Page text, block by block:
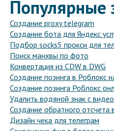
Популярные
Создание proxy telegram
Создание бота для Яндекс
Подбор socks5 прокси для
Поиск манхвы по фото
Конвертация из CDW в DWG
Создание позинга в Роблокс
Создание позинга Роблокс
Удалить водяной знак с
Создание обратного отсчета
Дизайн чека для телеграм